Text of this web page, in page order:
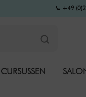
📞 +49
CURSUSSEN